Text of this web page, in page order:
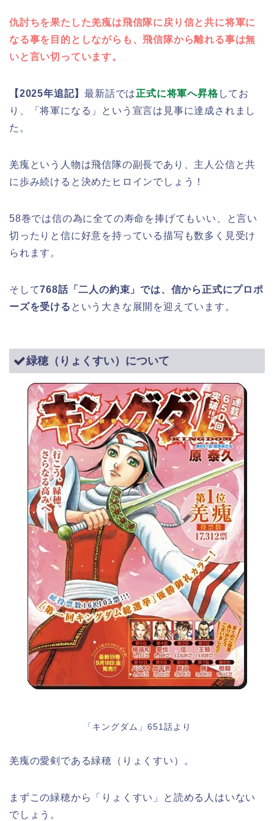
仇討ちを果たした羌瘣は飛信隊に戻り信と共に将軍に
なる事を目的としながらも、飛信隊から離れる事は無
いと言い切っています。
【2025年追記】最新話では正式に将軍へ昇格してお
り、「将軍になる」という宣言は見事に達成されまし
た。
羌瘣という人物は飛信隊の副長であり、主人公信と共
に歩み続けると決めたヒロインでしょう！
58巻では信の為に全ての寿命を捧げてもいい、と言い
切ったりと信に好意を持っている描写も数多く見受け
られます。
そして768話「二人の約束」では、信から正式にプロポ
ーズを受ける という大きな展開を迎えています。
緑穂（りょくすい）について
「キングダム」651話より
羌瘣の愛剣である緑穂（りょくすい）。
まずこの緑穂から「りょくすい」と読める人はいない
でしょう。